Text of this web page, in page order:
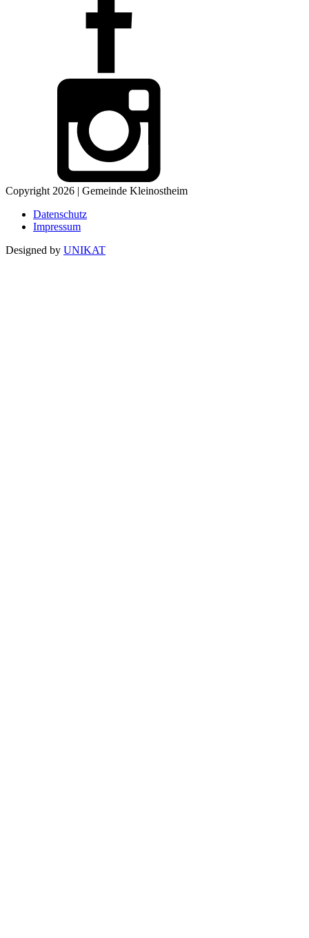
Copyright 2026 | Gemeinde Kleinostheim
Datenschutz
Impressum
Designed by UNIKAT